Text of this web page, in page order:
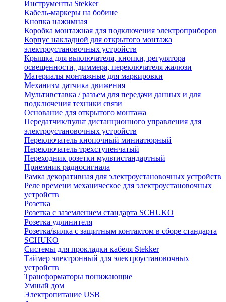
Инструменты Stekker
Кабель-маркеры на бобине
Кнопка нажимная
Коробка монтажная для подключения электроприборов
Корпус накладной для открытого монтажа
электроустановочных устройств
Крышка для выключателя, кнопки, регулятора
освещенности, диммера, переключателя жалюзи
Материалы монтажные для маркировки
Механизм датчика движения
Мультивставка / разъем для передачи данных и для
подключения техники связи
Основание для открытого монтажа
Передатчик/пульт дистанционного управления для
электроустановочных устройств
Переключатель кнопочный миниатюрный
Переключатель трехступенчатый
Переходник розетки мультистандартный
Приемник радиосигнала
Рамка декоративная для электроустановочных устройств
Реле времени механическое для электроустановочных
устройств
Розетка
Розетка с заземлением стандарта SCHUKO
Розетка удлинителя
Розетка/вилка с защитным контактом в сборе стандарта
SCHUKO
Системы для прокладки кабеля Stekker
Таймер электронный для электроустановочных
устройств
Трансформаторы понижающие
Умный дом
Электропитание USB